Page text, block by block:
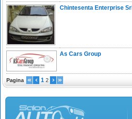
Chintesenta Enterprise Srl
As Cars Group
Pagina 1 2